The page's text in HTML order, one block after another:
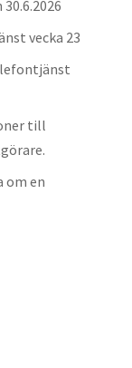
vecka 23
till
en